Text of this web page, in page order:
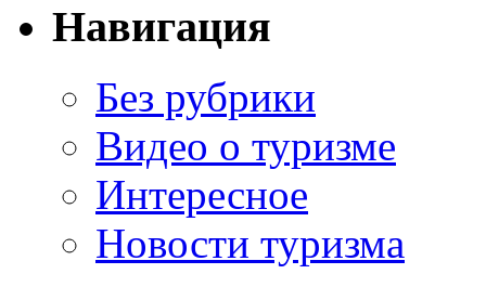
Навигация
Без рубрики
Видео о туризме
Интересное
Новости туризма